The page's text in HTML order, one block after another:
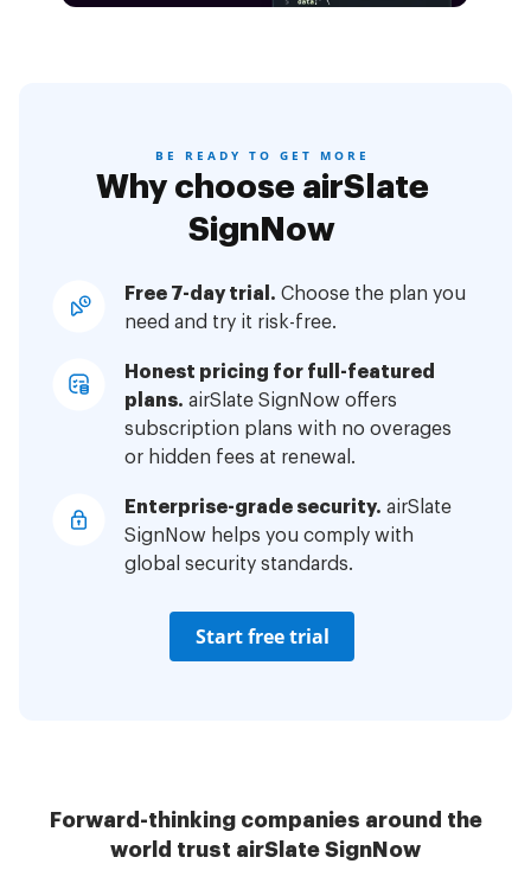
BE READY TO GET MORE
Why choose airSlate
SignNow
Free 7-day trial. Choose the plan you
need and try it risk-free.
Honest pricing for full-featured
plans. airSlate SignNow offers
subscription plans with no overages
or hidden fees at renewal.
Enterprise-grade security. airSlate
SignNow helps you comply with
global security standards.
Start free trial
Forward-thinking companies around the
world trust airSlate SignNow